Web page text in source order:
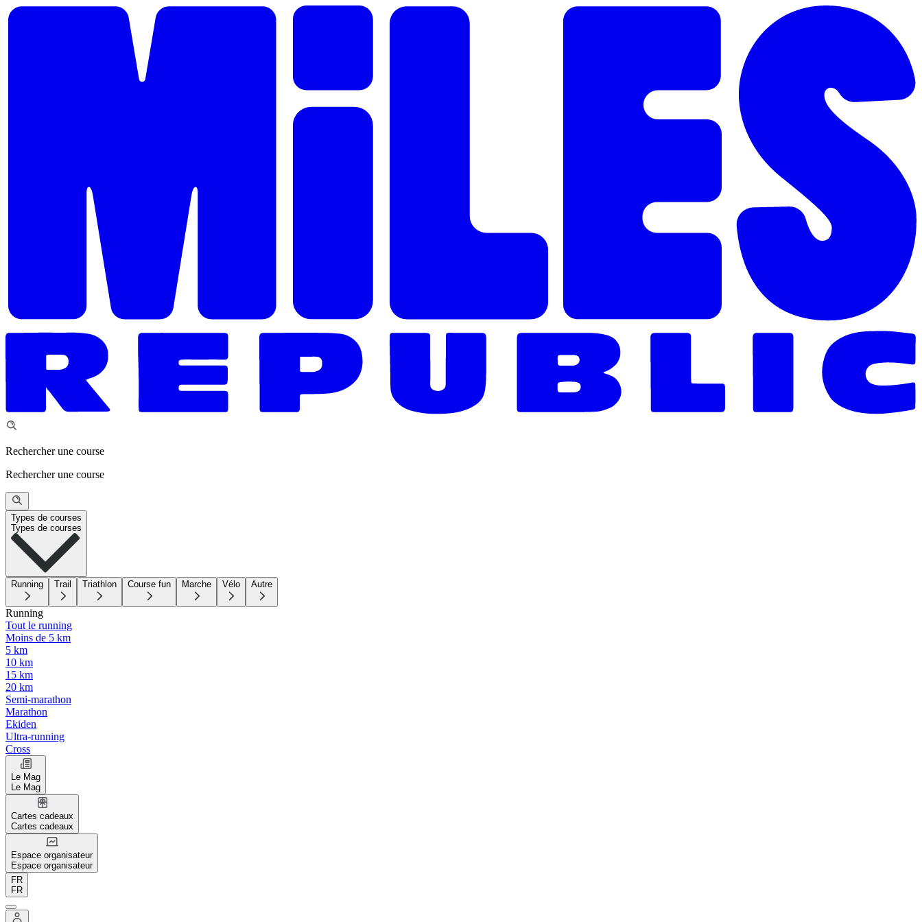
Rechercher une course
Rechercher une course
Types de courses
Types de courses
Running Trail Triathlon Course fun Marche Vélo Autre
Running
Tout le running
Moins de 5 km
5 km
10 km
15 km
20 km
Semi-marathon
Marathon
Ekiden
Ultra-running
Cross
Le Mag
Le Mag
Cartes cadeaux
Cartes cadeaux
Espace organisateur
Espace organisateur
FR
FR